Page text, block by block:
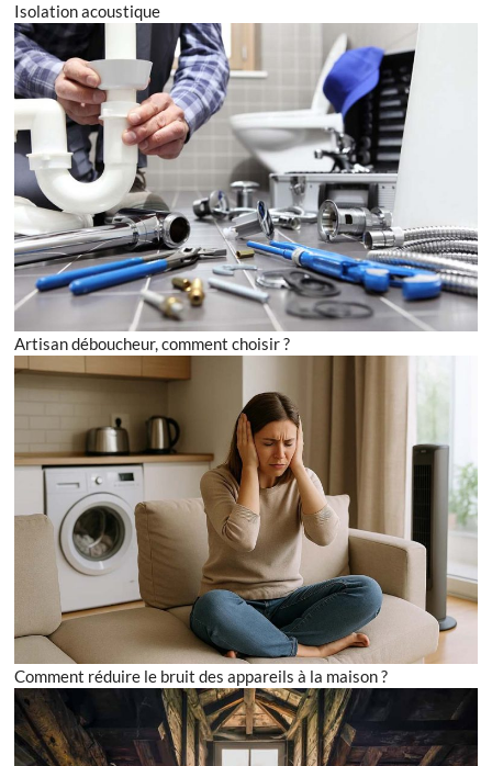
Isolation acoustique
Artisan déboucheur, comment choisir ?
Comment réduire le bruit des appareils à la maison ?